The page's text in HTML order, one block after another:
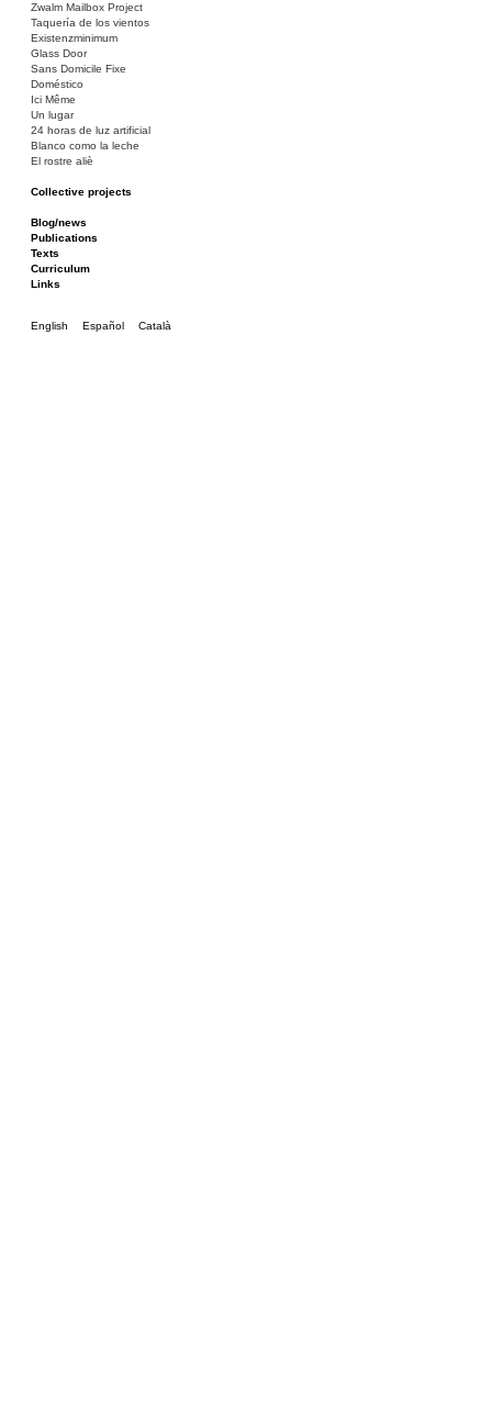
Zwalm Mailbox Project
Taquería de los vientos
Existenzminimum
Glass Door
Sans Domicile Fixe
Doméstico
Ici Même
Un lugar
24 horas de luz artificial
Blanco como la leche
El rostre aliè
Collective projects
Ciza Muzej
Roulotte
Canòdrom/Canòdrom
ON Prat
Rieres/Rambles
Blog/news
Publications
Texts
Curriculum
Links
English Español Català